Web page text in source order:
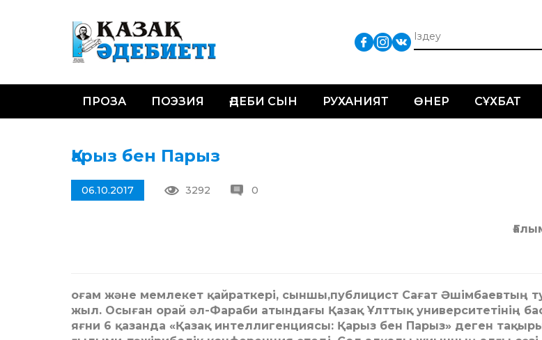
ПРОЗА ПОЭЗИЯ ӘДЕБИ СЫН РУХАНИЯТ ӨНЕР СҰХБАТ
Қарыз бен Парыз
06.10.2017 3292 0
оғам және мемлекет қайраткері, сыншы,публицист Сағат Әшімбаевтың
жыл. Осыған орай әл-Фараби атындағы Қазақ Ұлттық университетінің
яғни 6 қазанда «Қазақ интеллигенциясы: Қарыз бен Парыз» деген